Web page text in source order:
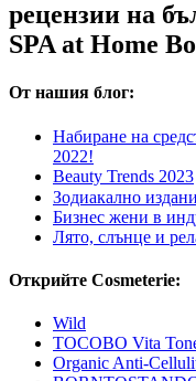
рецензии на
SPA at Home
От нашия блог:
Набиране на
2022!
Beauty Trends 2023
Зодиакално
Бизнес жени в
Лято, слънце и
Открийте Cosmeterie:
Wild
TOCOBO Vita
Organic Anti-